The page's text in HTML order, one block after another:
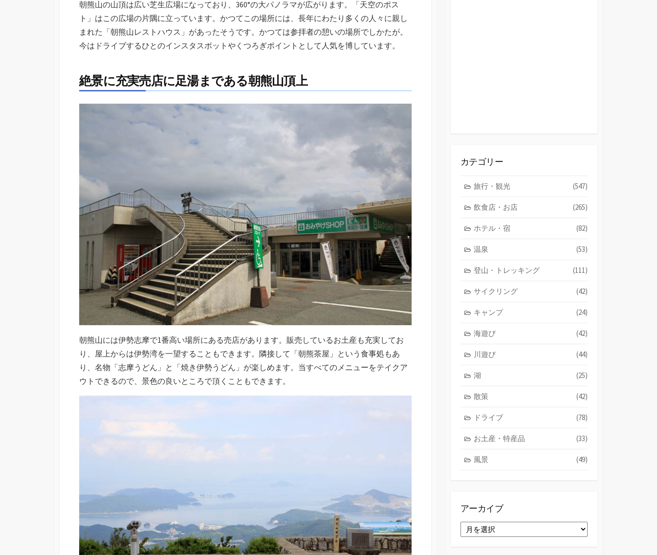
朝熊山の山頂は広い芝生広場になっており、360°の大パノラマが広がります。「天空のポス
ト」はこの広場の片隅に立っています。かつてこの場所には、長年にわたり多くの人々に親し
まれた「朝熊山レストハウス」があったそうです。かつては参拝者の憩いの場所でしかたが。
今はドライブするひとのインスタスポットやくつろぎポイントとして人気を博しています。
絶景に充実売店に足湯まである朝熊山頂上
朝熊山には伊勢志摩で1番高い場所にある売店があります。販売しているお土産も充実してお
り、屋上からは伊勢湾を一望することもできます。隣接して「朝熊茶屋」という食事処もあ
り、名物「志摩うどん」と「焼き伊勢うどん」が楽しめます。当すべてのメニューをテイクア
ウトできるので、景色の良いところで頂くこともできます。
カテゴリー
旅行・観光 (547)
飲食店・お店 (265)
ホテル・宿 (82)
温泉 (53)
登山・トレッキング (111)
サイクリング (42)
キャンプ (24)
海遊び (42)
川遊び (44)
湖 (25)
散策 (42)
ドライブ (78)
お土産・特産品 (33)
風景 (49)
アーカイブ
ー